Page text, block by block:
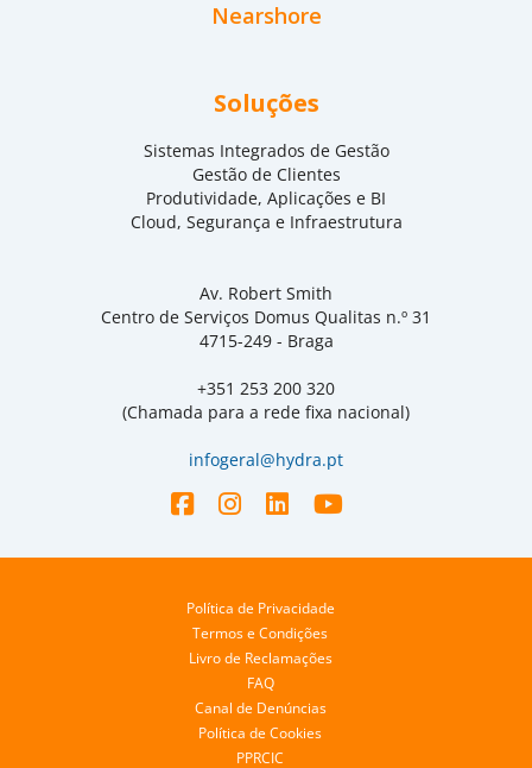
Nearshore
Soluções
Sistemas Integrados de Gestão
Gestão de Clientes
Produtividade, Aplicações e BI
Cloud, Segurança e Infraestrutura
Av. Robert Smith
Centro de Serviços Domus Qualitas n.º 31
4715-249 - Braga
+351 253 200 320
(Chamada para a rede fixa nacional)
infogeral@hydra.pt
Política de Privacidade
Termos e Condições
Livro de Reclamações
FAQ
Canal de Denúncias
Política de Cookies
PPRCIC